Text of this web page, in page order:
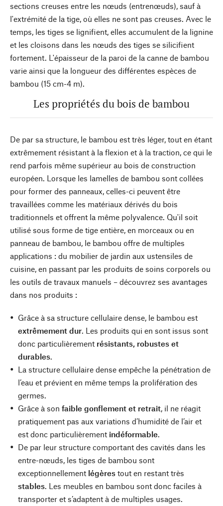
sections creuses entre les nœuds (entrenœuds), sauf à
l'extrémité de la tige, où elles ne sont pas creuses. Avec le
temps, les tiges se lignifient, elles accumulent de la lignine
et les cloisons dans les nœuds des tiges se silicifient
fortement. L'épaisseur de la paroi de la canne de bambou
varie ainsi que la longueur des différentes espèces de
bambou (15 cm-4 m).
Les propriétés du bois de bambou
De par sa structure, le bambou est très léger, tout en étant
extrêmement résistant à la flexion et à la traction, ce qui le
rend parfois même supérieur au bois de construction
européen. Lorsque les lamelles de bambou sont collées
pour former des panneaux, celles-ci peuvent être
travaillées comme les matériaux dérivés du bois
traditionnels et offrent la même polyvalence. Qu'il soit
utilisé sous forme de tige entière, en morceaux ou en
panneau de bambou, le bambou offre de multiples
applications : du mobilier de jardin aux ustensiles de
cuisine, en passant par les produits de soins corporels ou
les outils de travaux manuels – découvrez ses avantages
dans nos produits :
Grâce à sa structure cellulaire dense, le bambou est
extrêmement dur . Les produits qui en sont issus sont
donc particulièrement résistants, robustes et
durables
La structure cellulaire dense empêche la pénétration de
l’eau et prévient en même temps la prolifération des
germes.
Grâce à son faible gonflement et retrait , il ne réagit
pratiquement pas aux variations d’humidité de l’air et
est donc particulièrement indéformable
De par leur structure comportant des cavités dans les
entre-nœuds, les tiges de bambou sont
exceptionnellement légères tout en restant très
stables . Les meubles en bambou sont donc faciles à
transporter et s’adaptent à de multiples usages.